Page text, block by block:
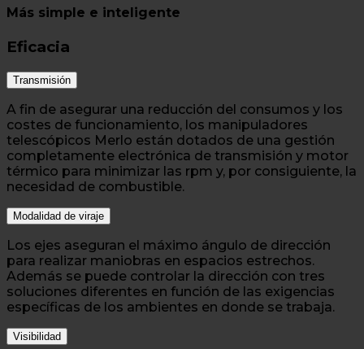
Más simple e inteligente
Eficacia
Transmisión
A fin de asegurar una reducción del consumos y los
costes de funcionamiento, los manipuladores
telescópicos Merlo están dotados de una gestión
completamente electrónica de transmisión y motor
térmico para minimizar las rpm y, por consiguiente, la
necesidad de combustible.
Modalidad de viraje
Los ejes aseguran el máximo ángulo de dirección
para realizar maniobras en espacios estrechos.
Además se puede controlar la dirección con tres
soluciones diferentes en función de las exigencias
específicas de los ambientes en donde se trabaja.
Visibilidad